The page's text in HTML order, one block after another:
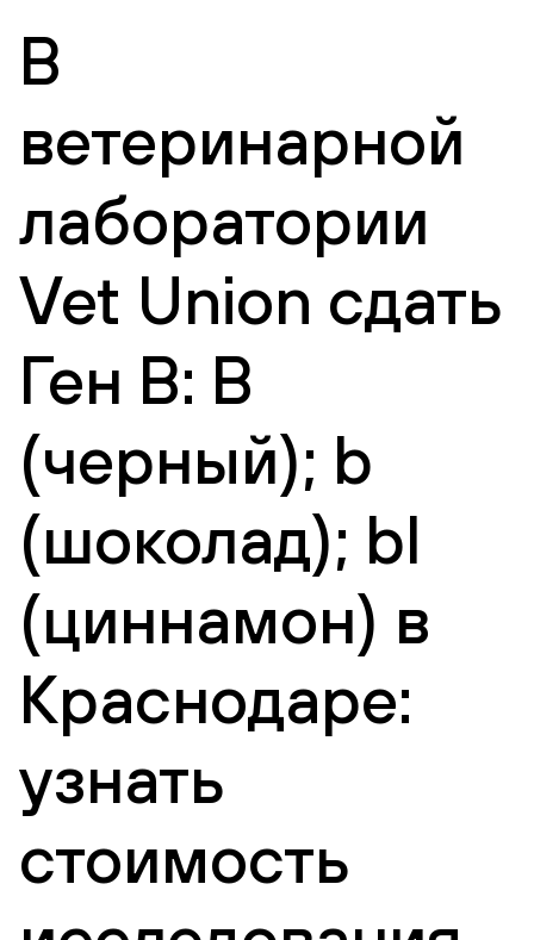
В
ветеринарной
лаборатории
Vet Union сдать
Ген B: B
(черный); b
(шоколад); bl
(циннамон) в
Краснодаре:
узнать
стоимость